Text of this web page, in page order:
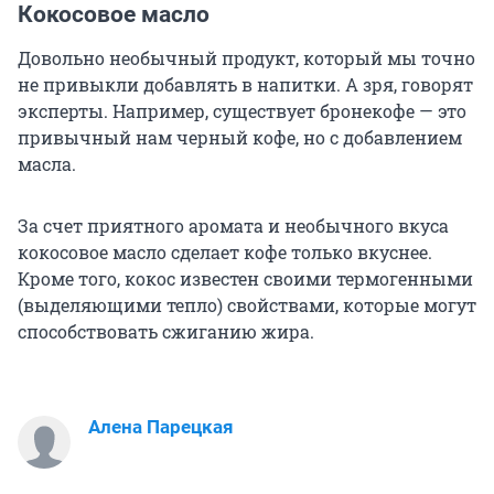
Кокосовое масло
Довольно необычный продукт, который мы точно
не привыкли добавлять в напитки. А зря, говорят
эксперты. Например, существует бронекофе — это
привычный нам черный кофе, но с добавлением
масла.
За счет приятного аромата и необычного вкуса
кокосовое масло сделает кофе только вкуснее.
Кроме того, кокос известен своими термогенными
(выделяющими тепло) свойствами, которые могут
способствовать сжиганию жира.
Алена Парецкая